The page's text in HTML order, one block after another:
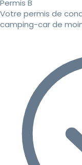
Permis B
Votre permis de
camping-car de